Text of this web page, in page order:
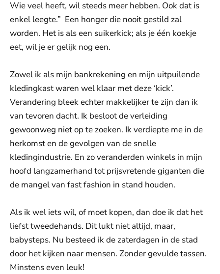
Wie veel heeft, wil steeds meer hebben. Ook dat is
enkel leegte.” Een honger die nooit gestild zal
worden. Het is als een suikerkick; als je één koekje
eet, wil je er gelijk nog een.
Zowel ik als mijn bankrekening en mijn uitpuilende
kledingkast waren wel klaar met deze ‘kick’.
Verandering bleek echter makkelijker te zijn dan ik
van tevoren dacht. Ik besloot de verleiding
gewoonweg niet op te zoeken. Ik verdiepte me in de
herkomst en de gevolgen van de snelle
kledingindustrie. En zo veranderden winkels in mijn
hoofd langzamerhand tot prijsvretende giganten die
de mangel van fast fashion in stand houden.
Als ik wel iets wil, of moet kopen, dan doe ik dat het
liefst tweedehands. Dit lukt niet altijd, maar,
babysteps. Nu besteed ik de zaterdagen in de stad
door het kijken naar mensen. Zonder gevulde tassen.
Minstens even leuk!